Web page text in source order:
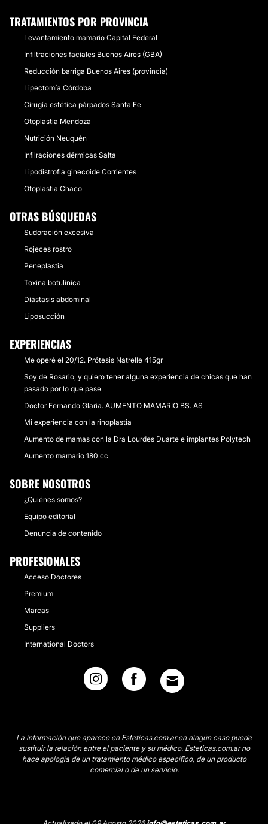
TRATAMIENTOS POR PROVINCIA
Levantamiento mamario Capital Federal
Infiltraciones faciales Buenos Aires (GBA)
Reducción barriga Buenos Aires (provincia)
Lipectomía Córdoba
Cirugía estética párpados Santa Fe
Otoplastia Mendoza
Nutrición Neuquén
Infilraciones dérmicas Salta
Lipodistrofia ginecoide Corrientes
Otoplastia Chaco
OTRAS BÚSQUEDAS
Sudoración excesiva
Rojeces rostro
Peneplastia
Toxina botulinica
Diástasis abdominal
Liposucción
EXPERIENCIAS
Me operé el 20/12. Prótesis Natrelle 415gr
Soy de Rosario, y quiero tener alguna experiencia de chicas que han
pasado por lo que pase
Doctor Fernando Glaria. AUMENTO MAMARIO BS. AS
Mi experiencia con la rinoplastia
Aumento de mamas con la Dra Lourdes Duarte e implantes Polytech
Aumento mamario 180 cc
SOBRE NOSOTROS
¿Quiénes somos?
Equipo editorial
Denuncia de contenido
PROFESIONALES
Acceso Doctores
Premium
Marcas
Suppliers
International Doctors
La información que aparece en Esteticas.com.ar en ningún caso puede
sustituir la relación entre el paciente y su médico. Esteticas.com.ar no
hace apología de un tratamiento médico específico, de un producto
comercial o de un servicio.